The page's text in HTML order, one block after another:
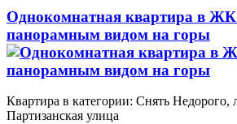
Однокомнатная квартира в ЖК
панорамным видом на горы
Квартира в категории: Снять Недорого,
Партизанская улица